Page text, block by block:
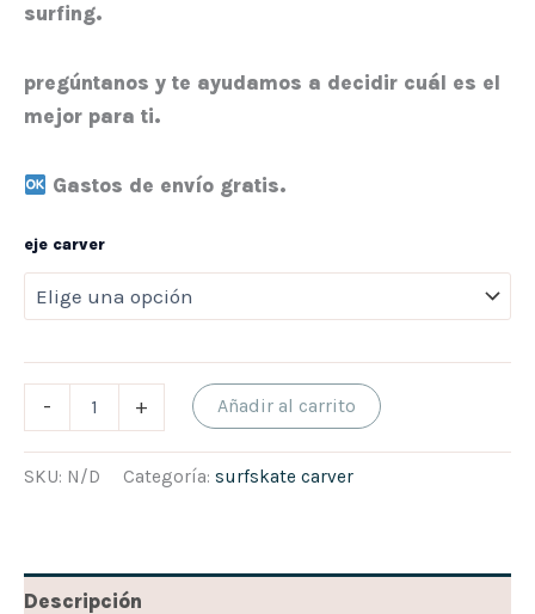
surfing.
pregúntanos y te ayudamos a decidir cuál es el
mejor para ti.
Gastos de envío gratis.
eje carver
- + Añadir al carrito
SKU: N/D Categoría: surfskate carver
Descripción